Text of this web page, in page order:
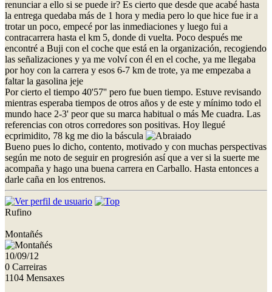
renunciar a ello si se puede ir? Es cierto que desde que acabé hasta
la entrega quedaba más de 1 hora y media pero lo que hice fue ir a
trotar un poco, empecé por las inmediaciones y luego fui a
contracarrera hasta el km 5, donde di vuelta. Poco después me
encontré a Buji con el coche que está en la organización, recogiendo
las señalizaciones y ya me volví con él en el coche, ya me llegaba
por hoy con la carrera y esos 6-7 km de trote, ya me empezaba a
faltar la gasolina jeje
Por cierto el tiempo 40'57'' pero fue buen tiempo. Estuve revisando
mientras esperaba tiempos de otros años y de este y mínimo todo el
mundo hace 2-3' peor que su marca habitual o más Me cuadra. Las
referencias con otros corredores son positivas. Hoy llegué
ecprimidito, 78 kg me dio la báscula
Bueno pues lo dicho, contento, motivado y con muchas perspectivas
según me noto de seguir en progresión así que a ver si la suerte me
acompaña y hago una buena carrera en Carballo. Hasta entonces a
darle caña en los entrenos.
Rufino
Montañés
10/09/12
0 Carreiras
1104 Mensaxes